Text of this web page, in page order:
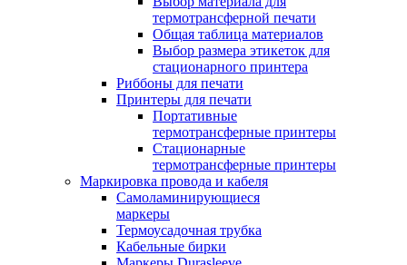
термотрансферной печати
Общая таблица материалов
Выбор размера этикеток для
стационарного принтера
Риббоны для печати
Принтеры для печати
Портативные
термотрансферные принтеры
Стационарные
термотрансферные принтеры
Маркировка провода и кабеля
Самоламинирующиеся
маркеры
Термоусадочная трубка
Кабельные бирки